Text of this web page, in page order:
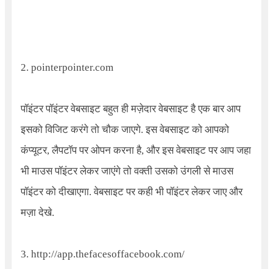
2. pointerpointer.com
पॉइंटर पॉइंटर वेबसाइट बहुत ही मज़ेदार वेबसाइट है एक बार आप
इसको विजिट करंगे तो चौक जाएगे. इस वेबसाइट को आपको
कंप्यूटर, लैपटॉप पर ओपन करना है, और इस वेबसाइट पर आप जहा
भी माउस पॉइंटर लेकर जाएंगे तो वक्ती उसको उंगली से माउस
पॉइंटर को दीखाएगा. वेबसाइट पर कही भी पॉइंटर लेकर जाए और
मज़ा देखे.
3. http://app.thefacesoffacebook.com/